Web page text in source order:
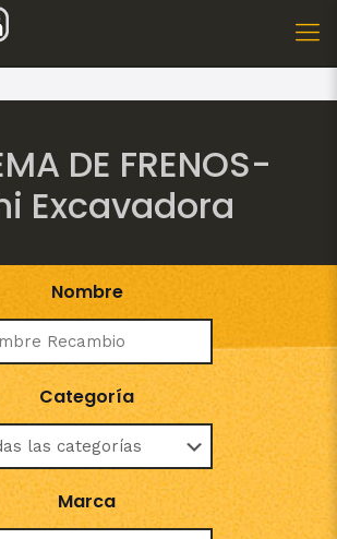
DE FRENOS-
Excavadora
Nombre
Categoría
Marca